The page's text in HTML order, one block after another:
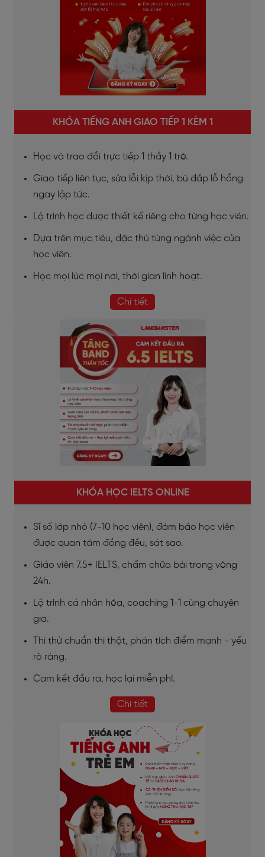
KHÓA TIẾNG ANH GIAO TIẾP 1 KÈM 1
Học và trao đổi trực tiếp 1 thầy 1 trò.
Giao tiếp liên tục, sửa lỗi kịp thời, bù đắp lỗ hổng
ngay lập tức.
Lộ trình học được thiết kế riêng cho từng học viên.
Dựa trên mục tiêu, đặc thù từng ngành việc của
học viên.
Học mọi lúc mọi nơi, thời gian linh hoạt.
Chi tiết
KHÓA HỌC IELTS ONLINE
Sĩ số lớp nhỏ (7-10 học viên), đảm bảo học viên
được quan tâm đồng đều, sát sao.
Giáo viên 7.5+ IELTS, chấm chữa bài trong vòng
24h.
Lộ trình cá nhân hóa, coaching 1-1 cùng chuyên
gia.
Thi thử chuẩn thi thật, phân tích điểm mạnh - yếu
rõ ràng.
Cam kết đầu ra, học lại miễn phí.
Chi tiết